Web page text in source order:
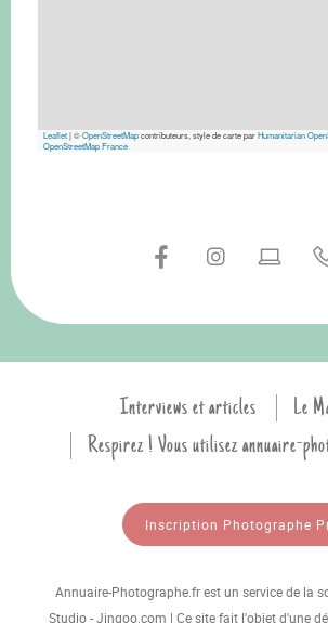
Leaflet|©OpenStreetMapcontributeurs, style de carte parHumanitarian
OpenStreetMap France
Interviews et articles
Le
Respirez ! Vous utilisez annuaire-
Inscription Photographe
Annuaire-Photographe.fr est un service de la
Studio - Jingoo.com | Ce site fait l'objet d'une